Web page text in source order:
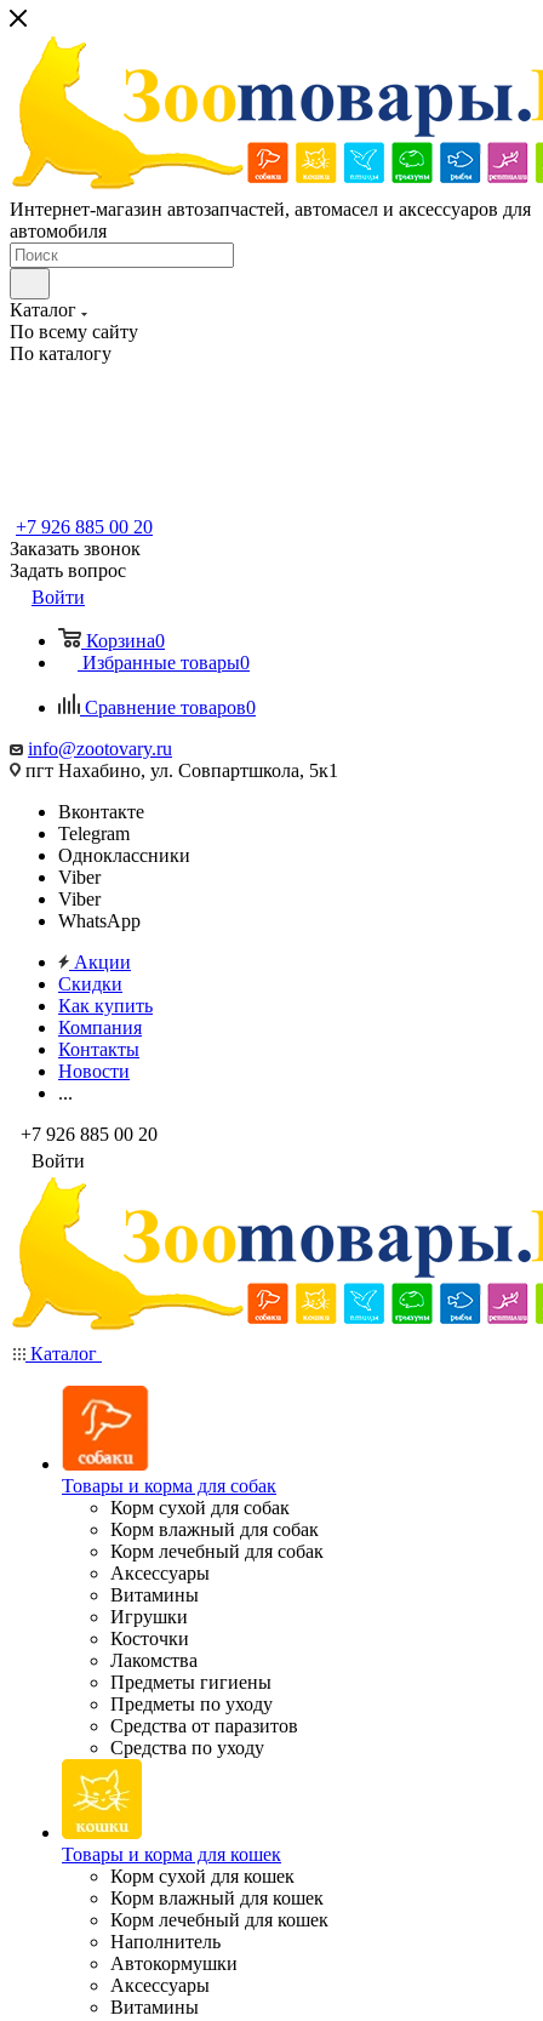
Интернет-магазин автозапчастей, автомасел и аксессуаров для
автомобиля
Каталог
По всему сайту
По каталогу
+7 926 885 00 20
Заказать звонок
Задать вопрос
Войти
Корзина0
Избранные товары0
Сравнение товаров0
info@zootovary.ru
пгт Нахабино, ул. Совпартшкола, 5к1
Вконтакте
Telegram
Одноклассники
Viber
Viber
WhatsApp
Акции
Скидки
Как купить
Компания
Контакты
Новости
...
+7 926 885 00 20
Войти
Каталог
Товары и корма для собак
Корм сухой для собак
Корм влажный для собак
Корм лечебный для собак
Аксессуары
Витамины
Игрушки
Косточки
Лакомства
Предметы гигиены
Предметы по уходу
Средства от паразитов
Средства по уходу
Товары и корма для кошек
Корм сухой для кошек
Корм влажный для кошек
Корм лечебный для кошек
Наполнитель
Автокормушки
Аксессуары
Витамины